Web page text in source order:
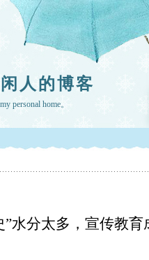
人的博客
personal home。
”水分太多，宣传教